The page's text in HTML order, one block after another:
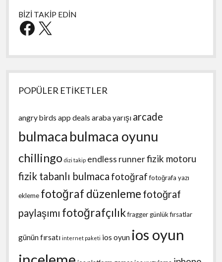
BİZİ TAKİP EDİN
Facebook
X
POPÜLER ETİKETLER
angry birds app deals araba yarışı arcade
bulmaca bulmaca oyunu
chillingo dizi takip endless runnerfizik motoru
fizik tabanlı bulmaca fotoğraf fotoğrafa yazı
ekleme fotoğraf düzenleme fotoğraf
paylaşımı fotoğrafçılıkfraggergünlük fırsatlar
günün fırsatı internet paketi ios oyun ios oyun